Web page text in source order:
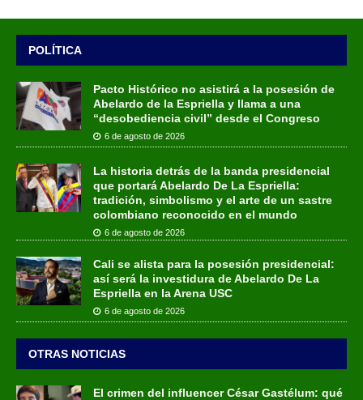
POLÍTICA
Pacto Histórico no asistirá a la posesión de
Abelardo de la Espriella y llama a una
“desobediencia civil” desde el Congreso
6 de agosto de 2026
La historia detrás de la banda presidencial
que portará Abelardo De La Espriella:
tradición, simbolismo y el arte de un sastre
colombiano reconocido en el mundo
6 de agosto de 2026
Cali se alista para la posesión presidencial:
así será la investidura de Abelardo De La
Espriella en la Arena USC
6 de agosto de 2026
OTRAS NOTICIAS
El crimen del influencer César Gastélum: qué